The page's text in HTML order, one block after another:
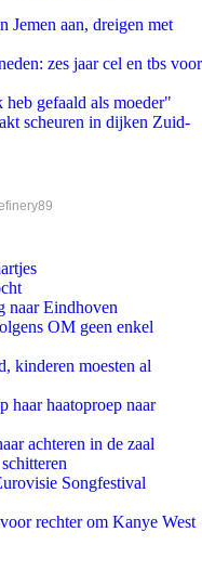
Jemen aan, dreigen met
zes jaar cel en tbs voor
gefaald als moeder"
scheuren in dijken Zuid-
naar Eindhoven
OM geen enkel
kinderen moesten al
haar haatoproep naar
achteren in de zaal
Songfestival
rechter om Kanye West